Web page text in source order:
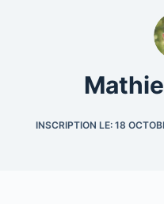
INSCRIPTION LE: 18